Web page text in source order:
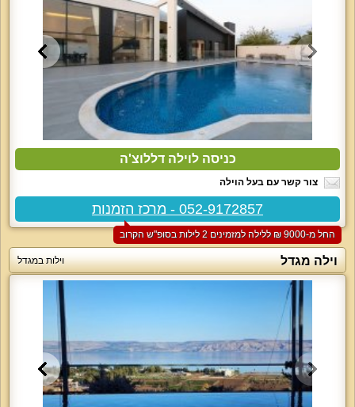
כניסה לוילה דללוצ'ה
צור קשר עם בעל הוילה
052-9172857 - מרכז הזמנות
החל מ-‏9000 ₪ ללילה למזמינים 2 לילות בסופ"ש הקרוב
וילה מגדל וילות במגדל